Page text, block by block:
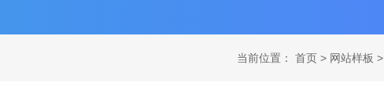
当前位置： 首页> 网站样板 >